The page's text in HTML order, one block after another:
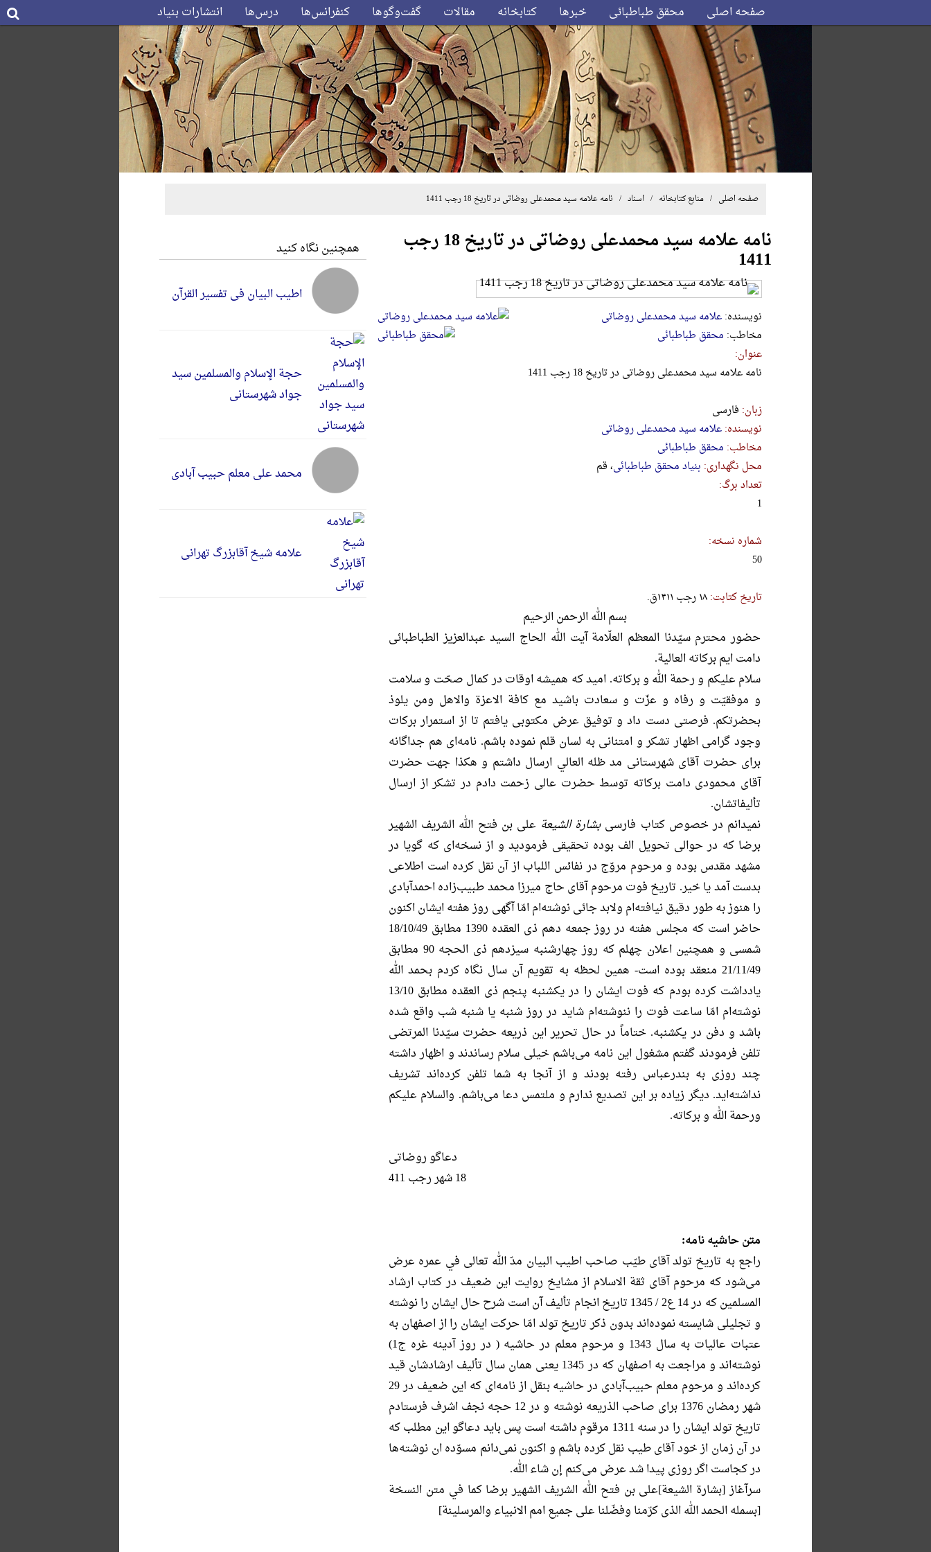
صفحه اصلی محقق طباطبائی خبرها کتابخانه مقالات گفت‌وگوها کنفرانس‌ها درس‌ها انتشارات بنیاد
صفحه اصلی / منابع کتابخانه /اسناد / نامه علامه سید محمدعلی روضاتی در تاریخ 18 رجب 1411
نامه علامه سید محمدعلی روضاتی در تاریخ 18 رجب
1411
نویسنده:علامه سید محمدعلی روضاتی
مخاطب: محقق طباطبائی
عنوان:
نامه علامه سید محمدعلی روضاتی در تاریخ 18 رجب 1411
زبان: فارسی
نویسنده:علامه سید محمدعلی روضاتی
مخاطب: محقق طباطبائی
محل نگهداری: بنیاد محقق طباطبائی، قم
تعداد برگ:
1
شماره نسخه:
50
تاریخ کتابت:۱۸ رجب ۱۴۱۱ق.
بسم الله الرحمن الرحیم
حضور محترم سیّدنا المعظم العلّامة آیت الله الحاج السید عبدالعزیز الطباطبائی
دامت ایم برکاته العالیة.
سلام علیکم و رحمة الله و برکاته. امید که همیشه اوقات در کمال صحّت و سلامت
و موفقیّت و رفاه و عزّت و سعادت باشید مع کافة الاعزة والاهل ومن یلوذ
بحضرتکم. فرصتی دست داد و توفیق عرض مکتوبی یافتم تا از استمرار برکات
وجود گرامی اظهار تشکر و امتنانی به لسان قلم نموده باشم. نامه‌ای هم جداگانه
برای حضرت آقای شهرستانی مد ظله العالي ارسال داشتم و هکذا جهت حضرت
آقای محمودی دامت برکاته توسط حضرت عالی زحمت دادم در تشکر از ارسال
تألیفاتشان.
نمیدانم در خصوص کتاب فارسیبشارة الشیعة علی بن فتح الله الشریف الشهیر
برضا که در حوالی تحویل الف بوده تحقیقی فرمودید و از نسخه‌ای که گویا در
مشهد مقدس بوده و مرحوم مروّج در نفائس اللباب از آن نقل کرده است اطلاعی
بدست آمد یا خیر. تاریخ فوت مرحوم آقای حاج میرزا محمد طبیب‌زاده احمدآبادی
را هنوز به طور دقیق نیافته‌ام ولابد جائی نوشته‌ام امّا آگهی روز هفته ایشان اکنون
حاضر است که مجلس هفته در روز جمعه دهم ذی العقده 1390 مطابق 18/10/49
شمسی و همچنین اعلان چهلم که روز چهارشنبه سیزدهم ذی الحجه 90 مطابق
21/11/49 منعقد بوده است- همین لحظه به تقویم آن سال نگاه کردم بحمد الله
یادداشت کرده بودم که فوت ایشان را در یکشنبه پنجم ذی العقده مطابق 13/10
نوشته‌ام امّا ساعت فوت را ننوشته‌ام شاید در روز شنبه یا شنبه شب واقع شده
باشد و دفن در یکشنبه. ختاماً در حال تحریر این ذریعه حضرت سیّدنا المرتضی
تلفن فرمودند گفتم مشغول این نامه می‌باشم خیلی سلام رساندند و اظهار داشته
چند روزی به بندرعباس رفته بودند و از آنجا به شما تلفن کرده‌اند تشریف
نداشته‌اید. دیگر زیاده بر این تصدیع ندارم و ملتمس دعا می‌باشم. والسلام علیکم
ورحمة الله و برکاته.
دعاگو روضاتی
18 شهر رجب 411
متن حاشیه نامه:
راجع به تاریخ تولد آقای طیّب صاحب اطیب البیان مدّ الله تعالی في عمره عرض
می‌شود که مرحوم آقای ثقة الاسلام از مشایخ روایت این ضعیف در کتاب ارشاد
المسلمین که در 14 ع2 / 1345 تاریخ انجام تألیف آن است شرح حال ایشان را نوشته
و تجلیلی شایسته نموده‌اند بدون ذکر تاریخ تولد امّا حرکت ایشان را از اصفهان به
عتبات عالیات به سال 1343 و مرحوم معلم در حاشیه ( در روز آدینه غره ج1)
نوشته‌اند و مراجعت به اصفهان که در 1345 یعنی همان سال تألیف ارشادشان قید
کرده‌اند و مرحوم معلم حبیب‌آبادی در حاشیه بنقل از نامه‌ای که این ضعیف در 29
شهر رمضان 1376 برای صاحب الذریعه نوشته و در 12 حجه نجف اشرف فرستادم
تاریخ تولد ایشان را در سنه 1311 مرقوم داشته است پس باید دعاگو این مطلب که
در آن زمان از خود آقای طیب نقل کرده باشم و اکنون نمی‌دانم مسوّده ان نوشته‌ها
در کجاست اگر روزی پیدا شد عرض می‌کنم إن شاء الله.
سرآغاز [بشارة الشیعة]‌علی بن فتح الله الشریف الشهیر برضا کما في متن النسخة
[بسمله الحمد الله الذی کرّمنا وفضّلنا علی جمیع امم الانبیاء والمرسلینة]
همچنین نگاه کنید
اطیب البیان فی تفسیر القرآن
حجة الإسلام والمسلمین سید
جواد شهرستانی
محمد علی معلم حبیب آبادی
علامه شیخ آقابزرگ تهرانی